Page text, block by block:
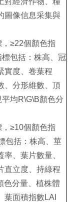
圖像信息采集與
≥22個顏色指
包括：株高、冠
實度、卷葉程
、分形維數、頂
均R\G\B顏色分
≥10個顏色指
包括：株高、莖
、葉片數量、
直立度、持綠程
色分量、植株體
葉面積指數LAI